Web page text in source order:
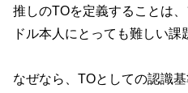
推しのTOを定義することは
ドル本人にとっても難しい課
なぜなら、TOとしての認識